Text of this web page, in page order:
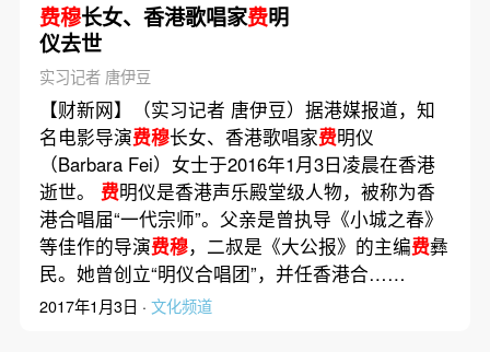
费穆长女、香港歌唱家费明
仪去世
实习记者 唐伊豆
【财新网】（实习记者 唐伊豆）据港媒报道，知
名电影导演费穆长女、香港歌唱家费明仪
（Barbara Fei）女士于2016年1月3日凌晨在香港
逝世。 费明仪是香港声乐殿堂级人物，被称为香
港合唱届“一代宗师”。父亲是曾执导《小城之春》
等佳作的导演费穆，二叔是《大公报》的主编费彝
民。她曾创立“明仪合唱团”，并任香港合……
2017年1月3日 · 文化频道